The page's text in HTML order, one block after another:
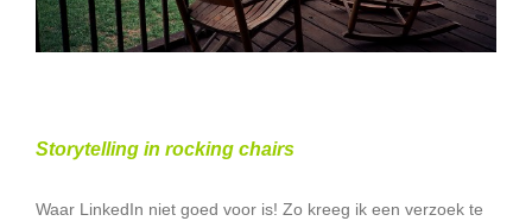
Storytelling in rocking chairs
Waar LinkedIn niet goed voor is! Zo kreeg ik een verzoek te